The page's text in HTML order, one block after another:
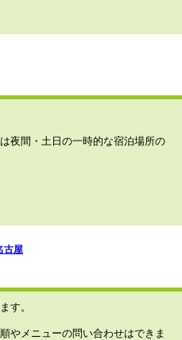
夜間・土日の一時的な宿泊場所の
古屋
す。
やメニューの問い合わせはできま